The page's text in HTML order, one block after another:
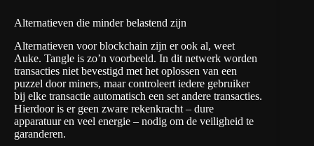
Alternatieven die minder belastend zijn
Alternatieven voor blockchain zijn er ook al, weet
Auke. Tangle is zo’n voorbeeld. In dit netwerk worden
transacties niet bevestigd met het oplossen van een
puzzel door miners, maar controleert iedere gebruiker
bij elke transactie automatisch een set andere transacties.
Hierdoor is er geen zware rekenkracht – dure
apparatuur en veel energie – nodig om de veiligheid te
garanderen.